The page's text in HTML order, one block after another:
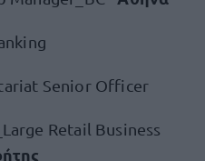
Senior Officer
Retail Business